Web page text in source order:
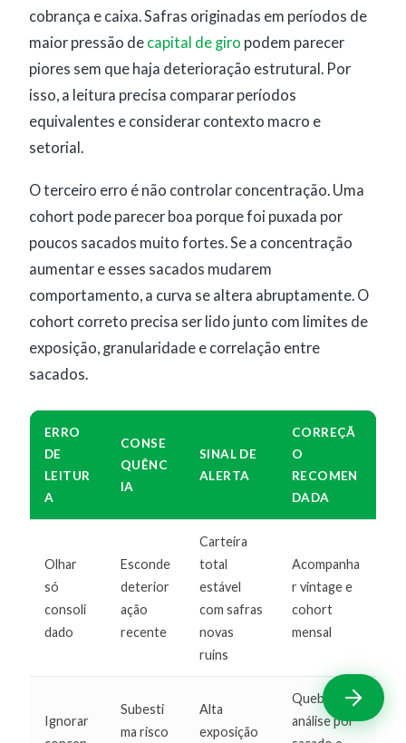
cobrança e caixa. Safras originadas em períodos de
maior pressão de capital de giro podem parecer
piores sem que haja deterioração estrutural. Por
isso, a leitura precisa comparar períodos
equivalentes e considerar contexto macro e
setorial.
O terceiro erro é não controlar concentração. Uma
cohort pode parecer boa porque foi puxada por
poucos sacados muito fortes. Se a concentração
aumentar e esses sacados mudarem
comportamento, a curva se altera abruptamente. O
cohort correto precisa ser lido junto com limites de
exposição, granularidade e correlação entre
sacados.
ERRO
DE
LEITUR
A
CONSE
QUÊNC
IA
SINAL DE
ALERTA
CORREÇÃ
O
RECOMEN
DADA
Olhar
só
consoli
dado
Esconde
deterior
ação
recente
Carteira
total
estável
com safras
novas
ruins
Acompanha
r vintage e
cohort
mensal
Ignorar
Subesti
ma risco
Alta
exposição
Quebrar
análise por